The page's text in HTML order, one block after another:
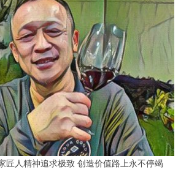
匠人精神追求极致 创造价值路上永不停竭